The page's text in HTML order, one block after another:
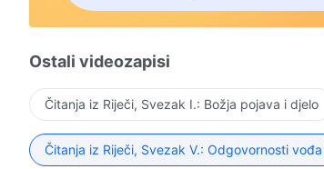
Ostali videozapisi
Čitanja iz Riječi, Svezak I.: Božja pojava i djelo
Čitanja iz Riječi, Svezak V.: Odgovornosti